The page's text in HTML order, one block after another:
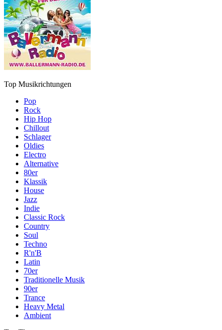
Top Musikrichtungen
Pop
Rock
Hip Hop
Chillout
Schlager
Oldies
Electro
Alternative
80er
Klassik
House
Jazz
Indie
Classic Rock
Country
Soul
Techno
R'n'B
Latin
70er
Traditionelle Musik
90er
Trance
Heavy Metal
Ambient